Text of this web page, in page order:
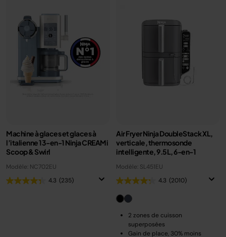
Machine à glaces et glaces à
l’italienne 13-en-1 Ninja CREAMi
Scoop & Swirl
Modèle: NC702EU
4.3 (235)
Air Fryer Ninja DoubleStack XL,
verticale, thermosonde
intelligente, 9.5L, 6-en-1
Modèle: SL451EU
4.3 (2010)
2 zones de cuisson
superposées
Gain de place, 30% moins